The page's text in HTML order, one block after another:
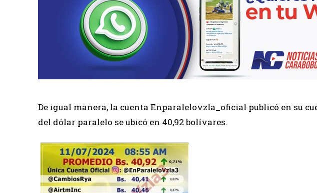
De igual manera, la cuenta Enparalelovzla_oficial publicó en su
del dólar paralelo se ubicó en 40,92 bolívares.